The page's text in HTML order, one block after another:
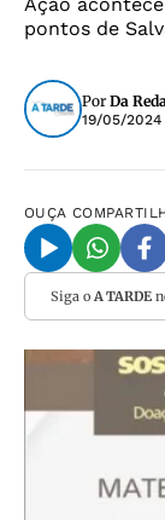
pontos de
Por Da
19/05/2024
OUÇA
Siga o A TARDE